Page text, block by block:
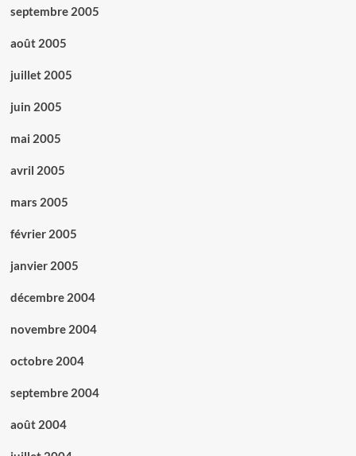
septembre 2005
août 2005
juillet 2005
juin 2005
mai 2005
avril 2005
mars 2005
février 2005
janvier 2005
décembre 2004
novembre 2004
octobre 2004
septembre 2004
août 2004